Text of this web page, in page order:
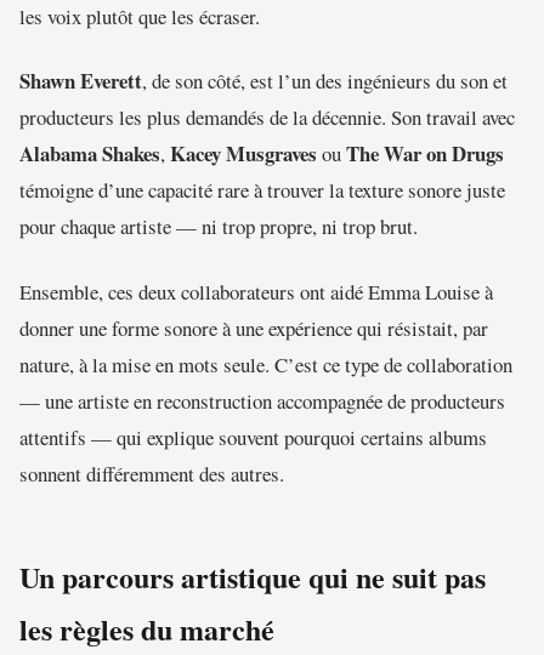
les voix plutôt que les écraser.
Shawn Everett, de son côté, est l’un des ingénieurs du son et
producteurs les plus demandés de la décennie. Son travail avec
Alabama Shakes,Kacey Musgraves ouThe War on Drugs
témoigne d’une capacité rare à trouver la texture sonore juste
pour chaque artiste — ni trop propre, ni trop brut.
Ensemble, ces deux collaborateurs ont aidé Emma Louise à
donner une forme sonore à une expérience qui résistait, par
nature, à la mise en mots seule. C’est ce type de collaboration
— une artiste en reconstruction accompagnée de producteurs
attentifs — qui explique souvent pourquoi certains albums
sonnent différemment des autres.
Un parcours artistique qui ne suit pas
les règles du marché